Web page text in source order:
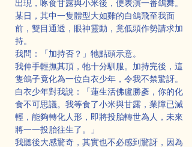
出現，啄食甘露與小米後，便表演一番鴿舞。
某日，其中一隻體型大如雞的白鴿飛至我面
前，雙目通透，眼神靈動，竟低頭作勢請求加
持。
我問：「加持否？」牠點頭示意。
我伸手輕撫其頂，牠十分馴服。加持完後，這
隻鴿子竟化為一位白衣少年，令我不禁驚訝。
白衣少年對我說：「蓮生活佛盧勝彥，你的化
食不可思議。我等食了小米與甘露，業障已減
輕，能夠轉化人形，即將投胎轉世為人，未來
將一一投胎往生了。」
我聽後大感驚奇，其實也不必感到驚訝，因為